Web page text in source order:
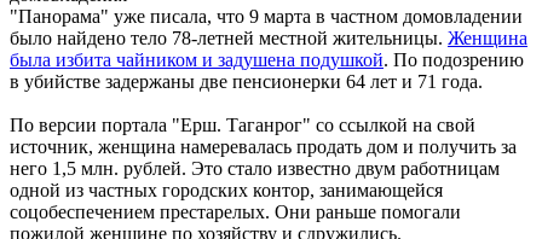
"Панорама" уже писала, что 9 марта в частном домовладении
было найдено тело 78-летней местной жительницы. Женщина
была избита чайником и задушена подушкой. По подозрению
в убийстве задержаны две пенсионерки 64 лет и 71 года.
По версии портала "Ерш. Таганрог" со ссылкой на свой
источник, женщина намеревалась продать дом и получить за
него 1,5 млн. рублей. Это стало известно двум работницам
одной из частных городских контор, занимающейся
соцобеспечением престарелых. Они раньше помогали
пожилой женщине по хозяйству и сдружились.